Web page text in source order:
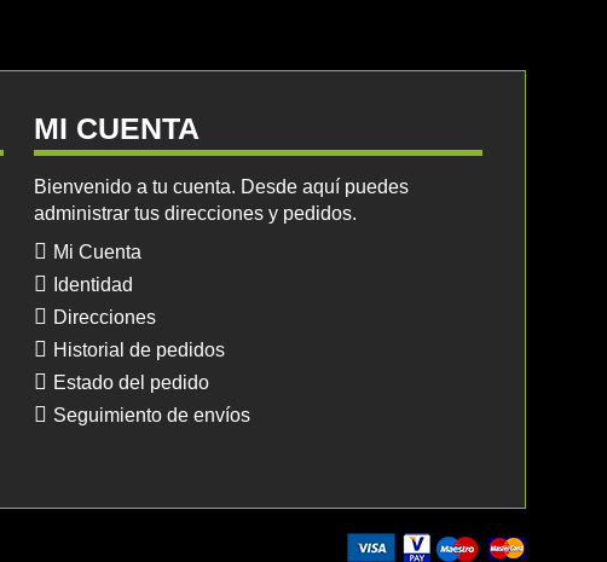
MI CUENTA
Bienvenido a tu cuenta. Desde aquí puedes
administrar tus direcciones y pedidos.
Mi Cuenta
Identidad
Direcciones
Historial de pedidos
Estado del pedido
Seguimiento de envíos